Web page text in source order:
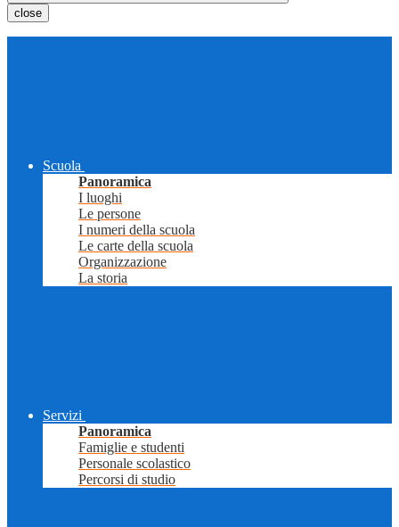
close
Scuola
Panoramica
I luoghi
Le persone
I numeri della scuola
Le carte della scuola
Organizzazione
La storia
Servizi
Panoramica
Famiglie e studenti
Personale scolastico
Percorsi di studio